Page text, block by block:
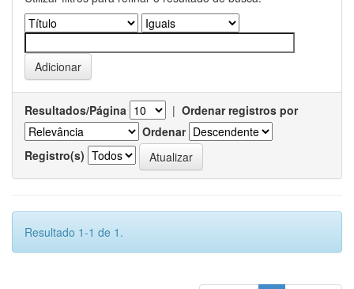
Resultados/Página | Ordenar registros por
Ordenar
Registro(s)
Resultado 1-1 de 1.